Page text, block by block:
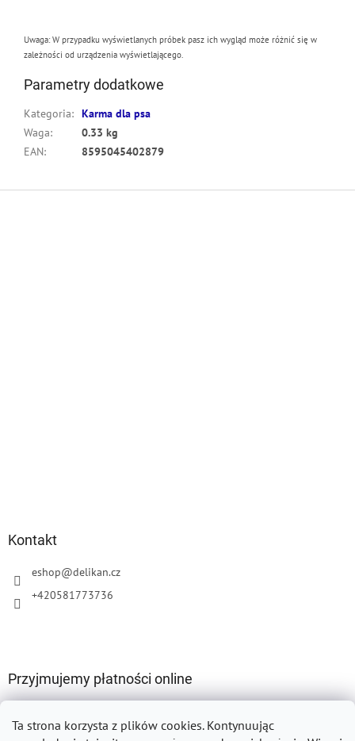
Ta strona korzysta z plików cookies. Kontynuując
Uwaga: W przypadku wyświetlanych próbek pasz ich wygląd może różnić się w
zależności od urządzenia wyświetlającego.
Parametry dodatkowe
Kategoria: Karma dla psa
Waga:
0.33 kg
EAN: 8595045402879
Kontakt
eshop@delikan.cz
+420581773736
Przyjmujemy płatności online